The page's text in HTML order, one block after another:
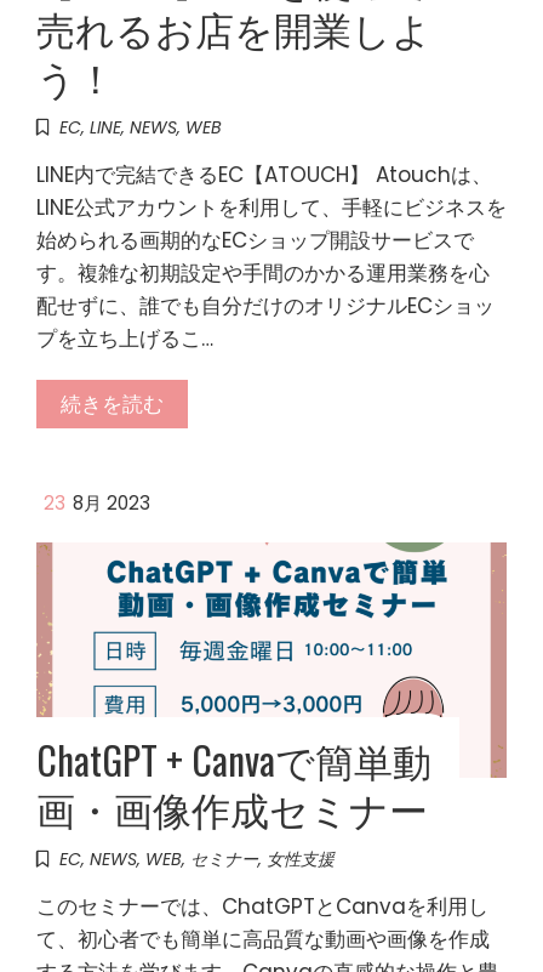
売れるお店を開業しよ
う！
EC, LINE, NEWS, WEB
LINE内で完結できるEC【ATOUCH】 Atouchは、
LINE公式アカウントを利用して、手軽にビジネスを
始められる画期的なECショップ開設サービスで
す。複雑な初期設定や手間のかかる運用業務を心
配せずに、誰でも自分だけのオリジナルECショッ
プを立ち上げるこ…
続きを読む
23 8月 2023
ChatGPT + Canvaで簡単動
画・画像作成セミナー
EC, NEWS, WEB, セミナー, 女性支援
このセミナーでは、ChatGPTとCanvaを利用し
て、初心者でも簡単に高品質な動画や画像を作成